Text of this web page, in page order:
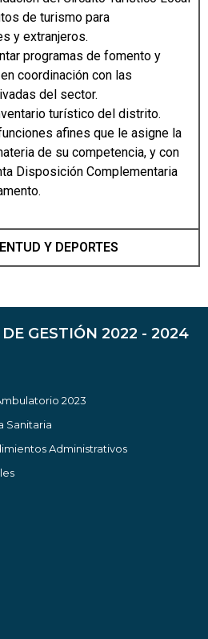
de turismo para
y extranjeros.
programas de fomento y
coordinación con las
del sector.
turístico del distrito.
afines que le asigne la
de su competencia, y con
Disposición Complementaria
Y DEPORTES
GESTIÓN 2022 - 2024
2023
Sanitaria
Administrativos